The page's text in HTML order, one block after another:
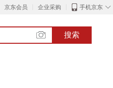
京东会员 企业采购 ◇
手机京东
搜索